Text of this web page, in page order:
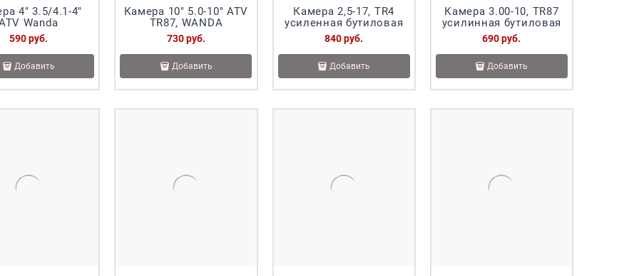
4" 3.5/4.1-4"
Wanda
590 руб.
Добавить
Камера 10" 5.0-10" ATV
ТR87, WANDA
730 руб.
Добавить
Камера 2,5-17, TR4
усиленная бутиловая
840 руб.
Добавить
Камера 3.00-10, TR87
усилинная бутиловая
690 руб.
Добавить